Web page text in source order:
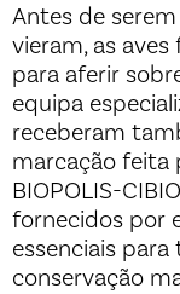
Antes de
vieram, as
para aferir
equipa
receberam
marcação feita
BIOPOLIS-
fornecidos por
essenciais
conservação